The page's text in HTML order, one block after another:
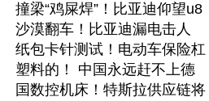
撞梁“鸡屎焊”！比亚迪仰望u8
沙漠翻车！比亚迪漏电击人
纸包卡针测试！电动车保险杠
塑料的！ 中国永远赶不上德
国数控机床！特斯拉供应链将